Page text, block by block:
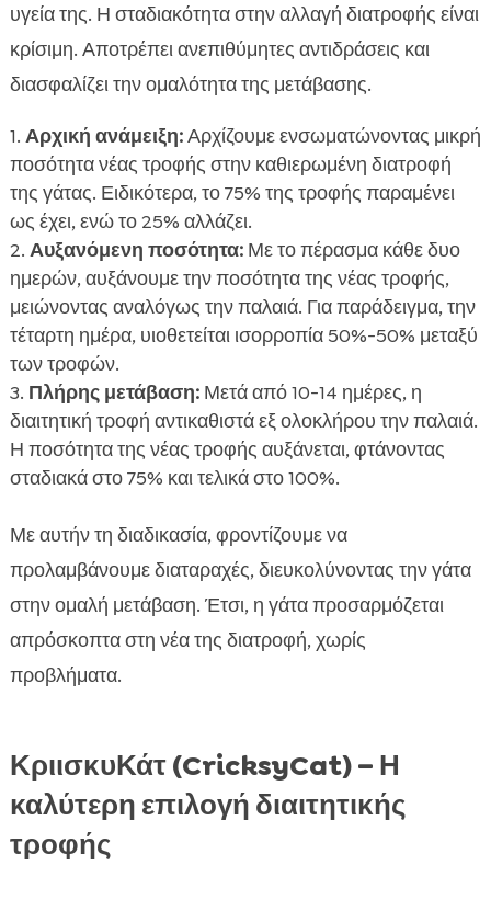
υγεία της. Η σταδιακότητα στην αλλαγή διατροφής είναι
κρίσιμη. Αποτρέπει ανεπιθύμητες αντιδράσεις και
διασφαλίζει την ομαλότητα της μετάβασης.
Αρχική ανάμειξη:Αρχίζουμε ενσωματώνοντας μικρή
ποσότητα νέας τροφής στην καθιερωμένη διατροφή
της γάτας. Ειδικότερα, το 75% της τροφής παραμένει
ως έχει, ενώ το 25% αλλάζει.
Αυξανόμενη ποσότητα:Με το πέρασμα κάθε δυο
ημερών, αυξάνουμε την ποσότητα της νέας τροφής,
μειώνοντας αναλόγως την παλαιά. Για παράδειγμα, την
τέταρτη ημέρα, υιοθετείται ισορροπία 50%-50% μεταξύ
των τροφών.
Πλήρης μετάβαση:Μετά από 10-14 ημέρες, η
διαιτητική τροφή αντικαθιστά εξ ολοκλήρου την παλαιά.
Η ποσότητα της νέας τροφής αυξάνεται, φτάνοντας
σταδιακά στο 75% και τελικά στο 100%.
Με αυτήν τη διαδικασία, φροντίζουμε να
προλαμβάνουμε διαταραχές, διευκολύνοντας την γάτα
στην ομαλή μετάβαση. Έτσι, η γάτα προσαρμόζεται
απρόσκοπτα στη νέα της διατροφή, χωρίς
προβλήματα.
ΚριισκυΚάτ (CricksyCat) – Η
καλύτερη επιλογή διαιτητικής
τροφής